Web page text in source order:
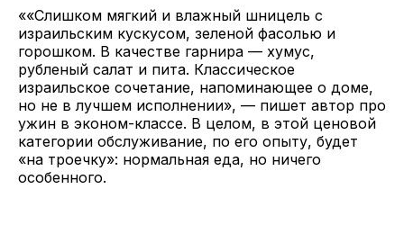
««Слишком мягкий и влажный шницель с
израильским кускусом, зеленой фасолью и
горошком. В качестве гарнира — хумус,
рубленый салат и пита. Классическое
израильское сочетание, напоминающее о доме,
но не в лучшем исполнении», — пишет автор про
ужин в эконом-классе. В целом, в этой ценовой
категории обслуживание, по его опыту, будет
«на троечку»: нормальная еда, но ничего
особенного.